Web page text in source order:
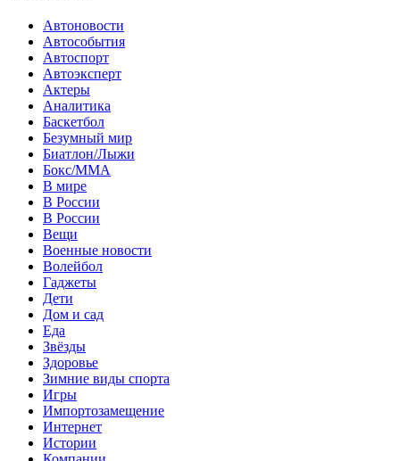
Автоновости
Автособытия
Автоспорт
Автоэксперт
Актеры
Аналитика
Баскетбол
Безумный мир
Биатлон/Лыжи
Бокс/MMA
В мире
В России
В России
Вещи
Военные новости
Волейбол
Гаджеты
Дети
Дом и сад
Еда
Звёзды
Здоровье
Зимние виды спорта
Игры
Импортозамещение
Интернет
Истории